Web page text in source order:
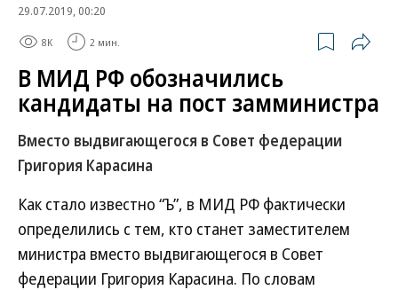
29.07.2019, 00:20
8K 2 мин.
В МИД РФ обозначились
кандидаты на пост замминистра
Вместо выдвигающегося в Совет федерации
Григория Карасина
Как стало известно “Ъ”, в МИД РФ фактически
определились с тем, кто станет заместителем
министра вместо выдвигающегося в Совет
федерации Григория Карасина. По словам